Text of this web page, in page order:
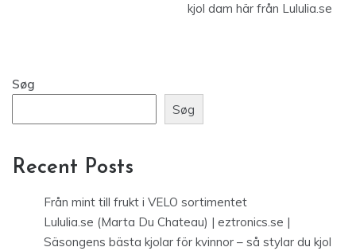
kjol dam här från Lululia.se
Søg
Søg
Recent Posts
Från mint till frukt i VELO sortimentet
Lululia.se (Marta Du Chateau) | eztronics.se |
Säsongens bästa kjolar för kvinnor – så stylar du kjol